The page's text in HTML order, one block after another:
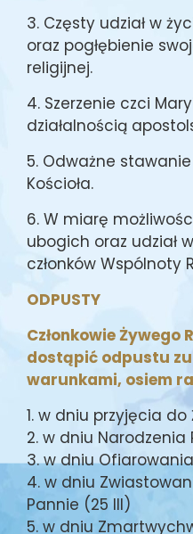
3. Częsty udział w
oraz pogłębienie
religijnej.
4. Szerzenie czci
działalnością
5. Odważne
Kościoła.
6. W miarę
ubogich oraz udział
członków Wspólnoty
ODPUSTY
Członkowie Żywego
dostąpić odpustu
warunkami, osiem
1. w dniu przyjęcia
2. w dniu Narodzenia
3. w dniu
4. w dniu
Pannie (25 III)
5. w dniu